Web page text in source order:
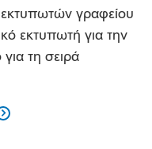
γραφείου
εκτυπωτή για την
τη σειρά
